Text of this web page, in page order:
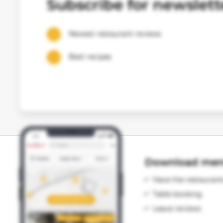
Subscribe for
Newest restaurant reviews
Best recipes
Download
Have the
Table booking
Leave reviews